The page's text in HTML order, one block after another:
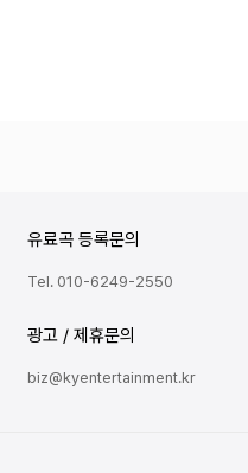
유료곡 등록문의
Tel. 010-6249-2550
광고 / 제휴문의
biz@kyentertainment.kr